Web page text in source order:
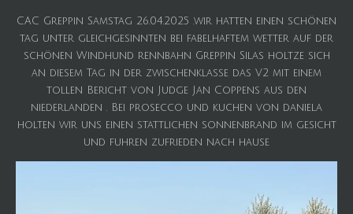
CAC Greppin Samstag 26.04.2025 .wir hatten einen schönen
tag unter gleichgesinnten bei fabelhaftem wetter auf der
schönen Windhund rennbahn Greppin Silas holtze sich
an diesem Tag in der zwischenklasse das V2 mit einem
tollen Bericht von Judge Jan Coppens aus den
niederlanden . Bei prosecco und kuchen von daniela
holten wir uns einen stattlichen sonnenbrand im gesicht
und fuhren zufrieden nach hause